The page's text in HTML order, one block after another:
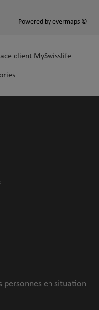
Powered by evermaps ©
client MySwisslife
personnes en situation